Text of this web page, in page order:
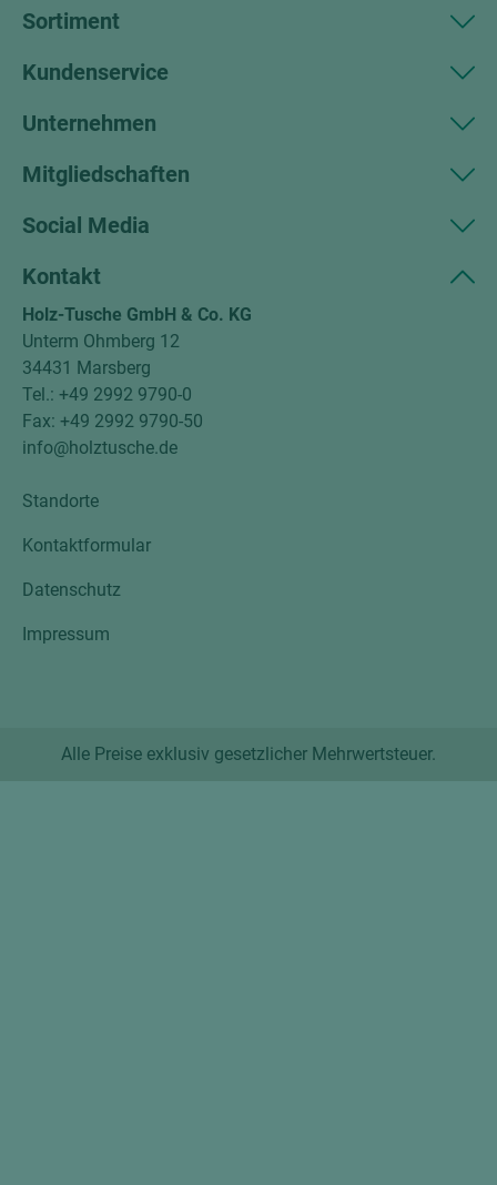
Sortiment
Kundenservice
Unternehmen
Mitgliedschaften
Social Media
Kontakt
Holz-Tusche GmbH & Co. KG
Unterm Ohmberg 12
34431 Marsberg
Tel.: +49 2992 9790-0
Fax: +49 2992 9790-50
info@holztusche.de
Standorte
Kontaktformular
Datenschutz
Impressum
Alle Preise exklusiv gesetzlicher Mehrwertsteuer.